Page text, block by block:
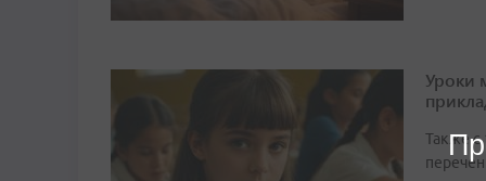
Уроки
Также с